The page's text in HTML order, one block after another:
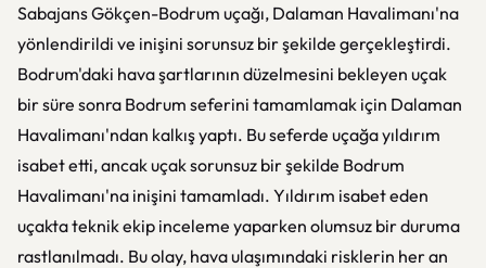
Sabajans Gökçen-Bodrum uçağı, Dalaman Havalimanı'na
yönlendirildi ve inişini sorunsuz bir şekilde gerçekleştirdi.
Bodrum'daki hava şartlarının düzelmesini bekleyen uçak
bir süre sonra Bodrum seferini tamamlamak için Dalaman
Havalimanı'ndan kalkış yaptı. Bu seferde uçağa yıldırım
isabet etti, ancak uçak sorunsuz bir şekilde Bodrum
Havalimanı'na inişini tamamladı. Yıldırım isabet eden
uçakta teknik ekip inceleme yaparken olumsuz bir duruma
rastlanılmadı. Bu olay, hava ulaşımındaki risklerin her an